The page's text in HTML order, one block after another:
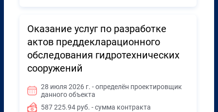
Оказание услуг по разработке
актов преддекларационного
обследования гидротехнических
сооружений
28 июля 2026 г. - определён проектировщик
данного объекта
587 225.94 руб. - сумма контракта